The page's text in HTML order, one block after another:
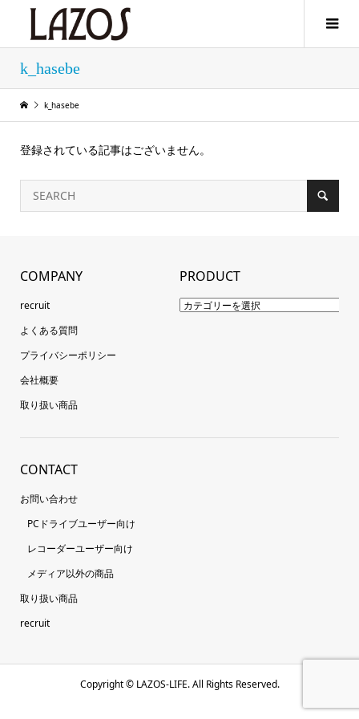
k_hasebe
k_hasebe
登録されている記事はございません。
COMPANY
recruit
よくある質問
プライバシーポリシー
会社概要
取り扱い商品
PRODUCT
CONTACT
お問い合わせ
PCドライブユーザー向け
レコーダーユーザー向け
メディア以外の商品
取り扱い商品
recruit
Copyright ©LAZOS-LIFE. All Rights Reserved.